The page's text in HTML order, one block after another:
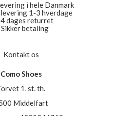
i hele Danmark
1-3 hverdage
dages returret
betaling
Kontakt os
Como Shoes
1, st. th.
Middelfart